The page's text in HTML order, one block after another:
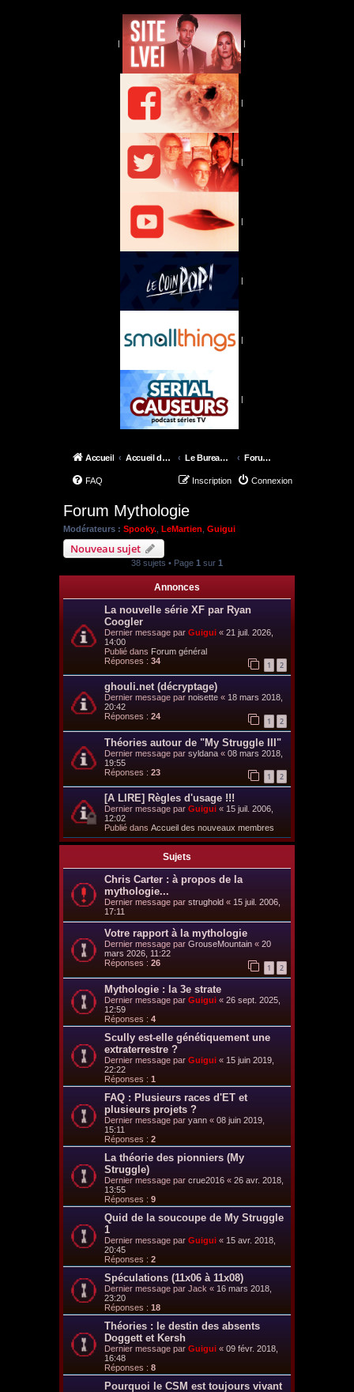
| |
|
|
|
|
|
|
Accueil Accueil du forum Le Bureau des X-Files Forum Mythologie
FAQ Connexion
Inscription
Forum Mythologie
Modérateurs : Spooky. LeMartien Guigui
Nouveau sujet
38 sujets • Page 1 sur 1
Annonces
La nouvelle série XF par Ryan
Coogler
Dernier message par Guigui « 21 juil. 2026,
14:00
Publié dans Forum général
Réponses : 34 1 2
ghouli.net (décryptage)
Dernier message par noisette « 18 mars 2018,
20:42
Réponses : 24 1 2
Théories autour de "My Struggle III"
Dernier message par syldana « 08 mars 2018,
19:55
Réponses : 23 1 2
[A LIRE] Règles d'usage !!!
Dernier message par Guigui « 15 juil. 2006,
12:02
Publié dans Accueil des nouveaux membres
Sujets
Chris Carter : à propos de la
mythologie...
Dernier message par strughold « 15 juil. 2006,
17:11
Votre rapport à la mythologie
Dernier message par GrouseMountain « 20
mars 2026, 11:22
Réponses : 26 1 2
Mythologie : la 3e strate
Dernier message par Guigui « 26 sept. 2025,
12:59
Réponses : 4
Scully est-elle génétiquement une
extraterrestre ?
Dernier message par Guigui « 15 juin 2019,
22:22
Réponses : 1
FAQ : Plusieurs races d'ET et
plusieurs projets ?
Dernier message par yann « 08 juin 2019,
15:11
Réponses : 2
La théorie des pionniers (My
Struggle)
Dernier message par crue2016 « 26 avr. 2018,
13:55
Réponses : 9
Quid de la soucoupe de My Struggle
1
Dernier message par Guigui « 15 avr. 2018,
20:45
Réponses : 2
Spéculations (11x06 à 11x08)
Dernier message par Jack « 16 mars 2018,
23:20
Réponses : 18
Théories : le destin des absents
Doggett et Kersh
Dernier message par Guigui « 09 févr. 2018,
16:48
Réponses : 8
Pourquoi le CSM est toujours vivant